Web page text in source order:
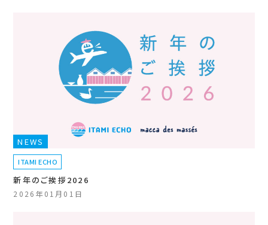
NEWS
ITAMI ECHO
新年のご挨拶2026
2026年01月01日